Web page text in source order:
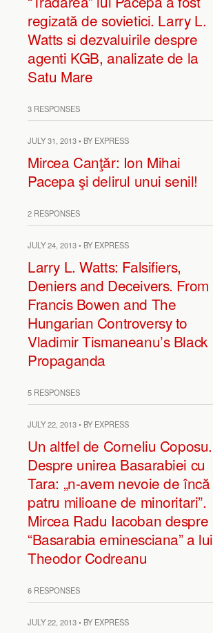
regizată de sovietici. Larry L.
Watts si dezvaluirile despre
agenti KGB, analizate de la
Satu Mare
3 RESPONSES
JULY 31, 2013 • BY EXPRESS
Mircea Canţăr: Ion Mihai
Pacepa şi delirul unui senil!
2 RESPONSES
JULY 24, 2013 • BY EXPRESS
Larry L. Watts: Falsifiers,
Deniers and Deceivers. From
Francis Bowen and The
Hungarian Controversy to
Vladimir Tismaneanu’s Black
Propaganda
5 RESPONSES
JULY 22, 2013 • BY EXPRESS
Un altfel de Corneliu Coposu.
Despre unirea Basarabiei cu
Tara: „n-avem nevoie de încă
patru milioane de minoritari”.
Mircea Radu Iacoban despre
“Basarabia eminesciana” a lui
Theodor Codreanu
6 RESPONSES
JULY 22, 2013 • BY EXPRESS